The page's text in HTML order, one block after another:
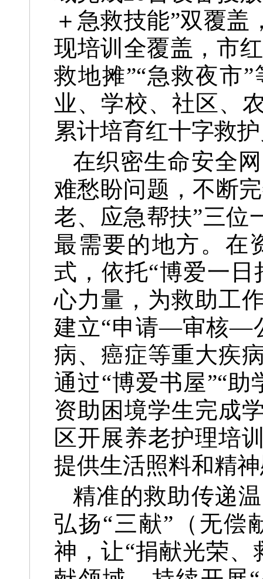
＋急救技能”双覆
现培训全覆盖，市
救地摊”“急救夜市
业、学校、社区、
累计培育红十字救
在织密生命安全
难愁盼问题，不断
老、应急帮扶”三位
最需要的地方。在
式，依托“博爱一
心力量，为救助工
建立“申请—审核—
病、癌症等重大疾
通过“博爱书屋”“
资助困境学生完成
区开展养老护理培
提供生活照料和精
精准的救助传递
弘扬“三献”（无偿
神，让“捐献光荣